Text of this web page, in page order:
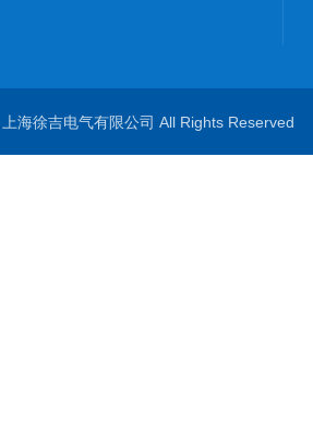
上海徐吉电气有限公司 All Rights